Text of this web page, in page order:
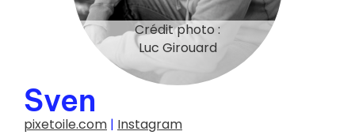
Crédit photo :
Luc Girouard
Sven
pixetoile.com | Instagram